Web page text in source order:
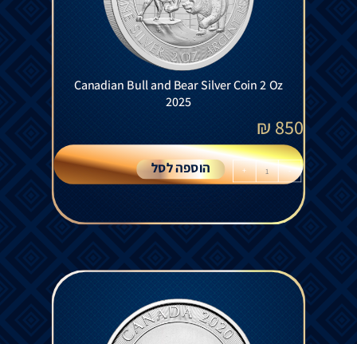
Canadian Bull and Bear Silver Coin 2 Oz
2025
850
₪
-
+ הוספה לסל